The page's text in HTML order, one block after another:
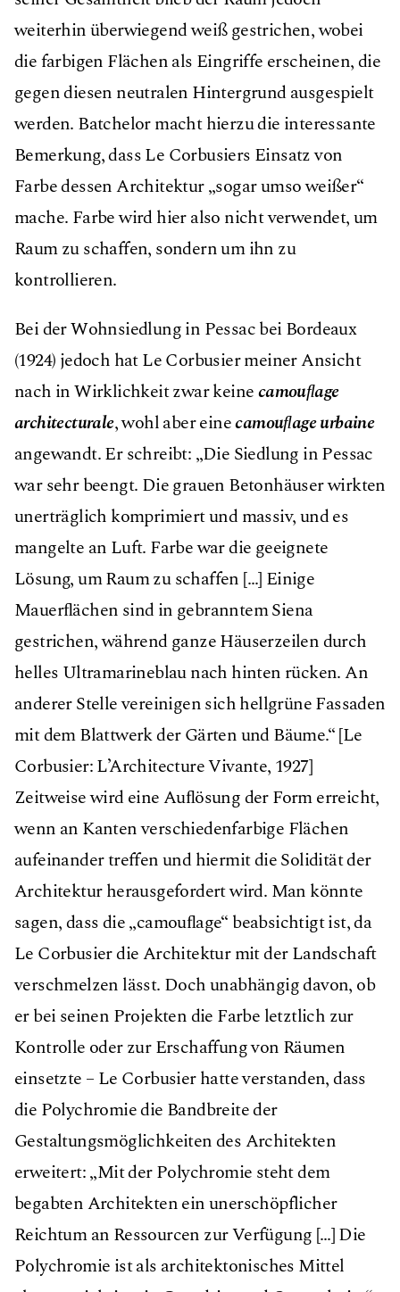
weiterhin überwiegend weiß gestrichen, wobei
die farbigen Flächen als Eingriffe erscheinen, die
gegen diesen neutralen Hintergrund ausgespielt
werden. Batchelor macht hierzu die interessante
Bemerkung, dass Le Corbusiers Einsatz von
Farbe dessen Architektur „sogar umso weißer“
mache. Farbe wird hier also nicht verwendet, um
Raum zu schaffen, sondern um ihn zu
kontrollieren.
Bei der Wohnsiedlung in Pessac bei Bordeaux
(1924) jedoch hat Le Corbusier meiner Ansicht
nach in Wirklichkeit zwar keinecamouﬂage
architecturale, wohl aber einecamouﬂage urbaine
angewandt. Er schreibt: „Die Siedlung in Pessac
war sehr beengt. Die grauen Betonhäuser wirkten
unerträglich komprimiert und massiv, und es
mangelte an Luft. Farbe war die geeignete
Lösung, um Raum zu schaffen […] Einige
Mauerﬂächen sind in gebranntem Siena
gestrichen, während ganze Häuserzeilen durch
helles Ultramarineblau nach hinten rücken. An
anderer Stelle vereinigen sich hellgrüne Fassaden
mit dem Blattwerk der Gärten und Bäume.“ [Le
Corbusier: L’Architecture Vivante, 1927]
Zeitweise wird eine Auﬂösung der Form erreicht,
wenn an Kanten verschiedenfarbige Flächen
aufeinander treffen und hiermit die Solidität der
Architektur herausgefordert wird. Man könnte
sagen, dass die „camouﬂage“ beabsichtigt ist, da
Le Corbusier die Architektur mit der Landschaft
verschmelzen lässt. Doch unabhängig davon, ob
er bei seinen Projekten die Farbe letztlich zur
Kontrolle oder zur Erschaffung von Räumen
einsetzte – Le Corbusier hatte verstanden, dass
die Polychromie die Bandbreite der
Gestaltungsmöglichkeiten des Architekten
erweitert: „Mit der Polychromie steht dem
begabten Architekten ein unerschöpflicher
Reichtum an Ressourcen zur Verfügung […] Die
Polychromie ist als architektonisches Mittel